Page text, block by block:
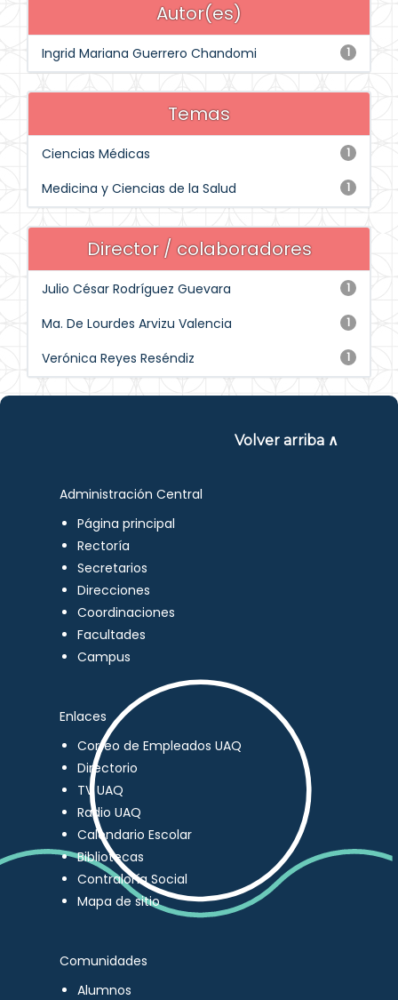
Autor(es)
1
Ingrid Mariana Guerrero Chandomi
Temas
1
Ciencias Médicas
1
Medicina y Ciencias de la Salud
Director / colaboradores
1
Julio César Rodríguez Guevara
1
Ma. De Lourdes Arvizu Valencia
1
Verónica Reyes Reséndiz
Volver arriba ∧
Administración Central
Página principal
Rectoría
Secretarios
Direcciones
Coordinaciones
Facultades
Campus
Enlaces
Correo de Empleados UAQ
Directorio
TV UAQ
Radio UAQ
Calendario Escolar
Bibliotecas
Contraloría Social
Mapa de sitio
Comunidades
Alumnos